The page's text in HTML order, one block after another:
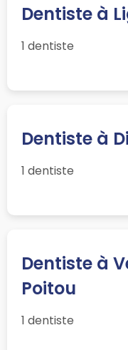
Dentiste à
1 dentiste
Dentiste à
1 dentiste
Dentiste à
Poitou
1 dentiste